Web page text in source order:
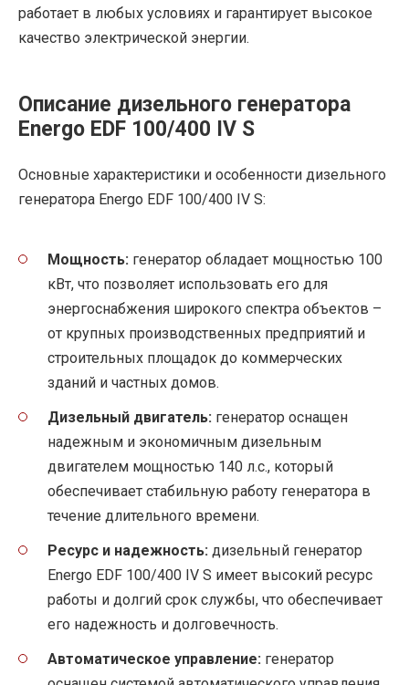
работает в любых условиях и гарантирует высокое
качество электрической энергии.
Описание дизельного генератора
Energo EDF 100/400 IV S
Основные характеристики и особенности дизельного
генератора Energo EDF 100/400 IV S:
Мощность: генератор обладает мощностью 100
кВт, что позволяет использовать его для
энергоснабжения широкого спектра объектов –
от крупных производственных предприятий и
строительных площадок до коммерческих
зданий и частных домов.
Дизельный двигатель: генератор оснащен
надежным и экономичным дизельным
двигателем мощностью 140 л.с., который
обеспечивает стабильную работу генератора в
течение длительного времени.
Ресурс и надежность: дизельный генератор
Energo EDF 100/400 IV S имеет высокий ресурс
работы и долгий срок службы, что обеспечивает
его надежность и долговечность.
Автоматическое управление: генератор